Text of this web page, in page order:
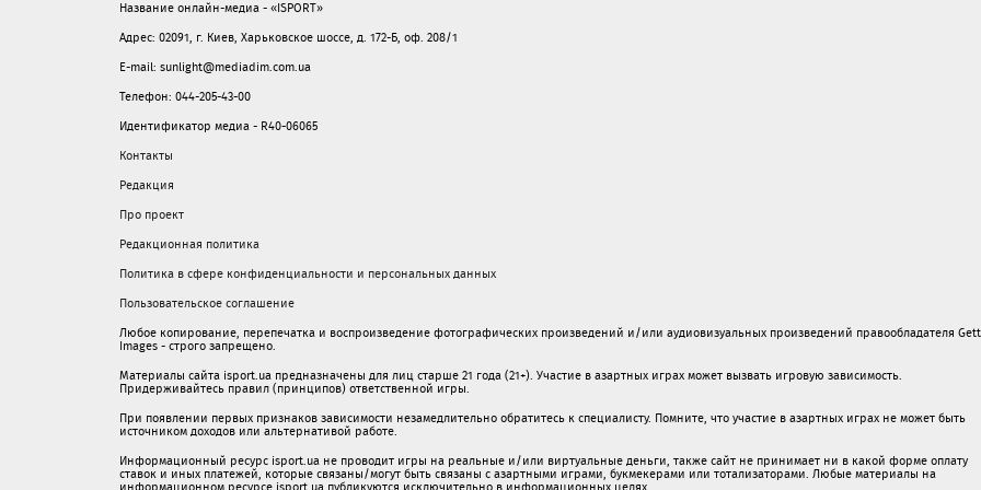
Название онлайн-медиа - «ISPORT»
Адрес: 02091, г. Киев, Харьковское шоссе, д. 172-Б, оф. 208/1
E-mail: sunlight@mediadim.com.ua
Телефон: 044-205-43-00
Идентификатор медиа - R40-06065
Контакты
Редакция
Про проект
Редакционная политика
Политика в сфере конфиденциальности и персональных данных
Пользовательское соглашение
Любое копирование, перепечатка и воспроизведение фотографических произведений и/или аудиовизуальных произведений правообладателя
Images - строго запрещено.
Материалы сайта isport.ua предназначены для лиц старше 21 года (21+). Участие в азартных играх может вызвать игровую зависимость.
Придерживайтесь правил (принципов) ответственной игры.
При появлении первых признаков зависимости незамедлительно обратитесь к специалисту. Помните, что участие в азартных играх не может быть
источником доходов или альтернативой работе.
Информационный ресурс isport.ua не проводит игры на реальные и/или виртуальные деньги, также сайт не принимает ни в какой форме oплaту
ставок и иных платежей, которые связаны/могут быть связаны c азартными игрaми, букмекерами или тотализаторами. Любые материалы на